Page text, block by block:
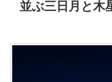
並ぶ三日月と木